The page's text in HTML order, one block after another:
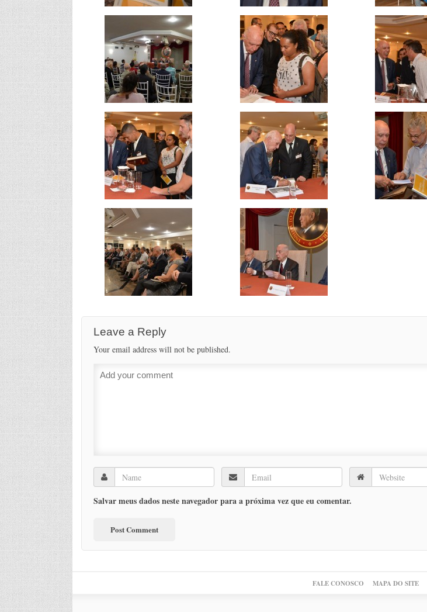
Leave a Reply
Your email address will not be published.
Salvar meus dados neste navegador para a próxima vez que eu comentar.
FALE CONOSCO MAPA DO SITE